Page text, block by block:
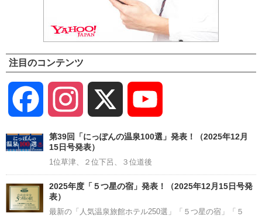
注目のコンテンツ
Facebook Instagram
Channel
第39回「にっぽんの温泉100選」発表！（2025年12月
15日号発表）
1位草津、２位下呂、３位道後
2025年度「５つ星の宿」発表！（2025年12月15日号発
表）
最新の「人気温泉旅館ホテル250選」「５つ星の宿」「５